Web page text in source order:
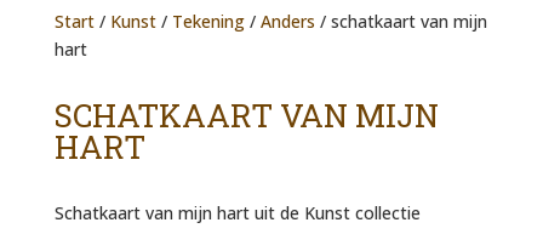
Start/ Kunst/ Tekening/ Anders / schatkaart van mijn
hart
SCHATKAART VAN MIJN
HART
Schatkaart van mijn hart uit de Kunst collectie